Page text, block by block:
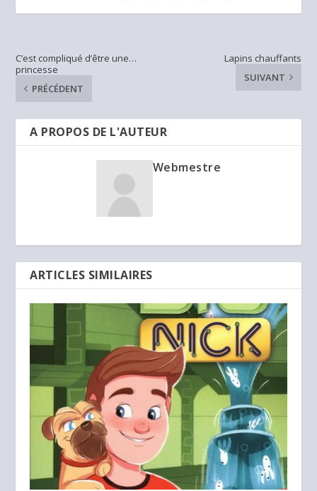
C’est compliqué d’être une…
princesse
PRÉCÉDENT
Lapins chauffants
SUIVANT
A PROPOS DE L'AUTEUR
Webmestre
ARTICLES SIMILAIRES